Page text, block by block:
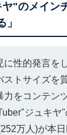
ヤ"のメイン
に性的発言を
ストサイズを
力をコンテン
ジュキヤ"
万人)が本